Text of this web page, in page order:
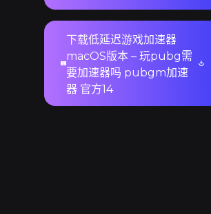
下载低延迟游戏加速器
macOS版本 – 玩pubg需
要加速器吗 pubgm加速
器 官方14